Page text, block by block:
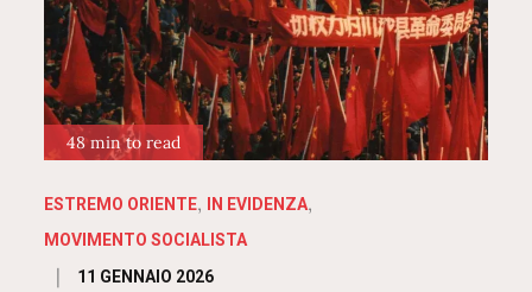
48 min to read
ESTREMO ORIENTE
IN EVIDENZA
MOVIMENTO SOCIALISTA
Posted
11 GENNAIO 2026